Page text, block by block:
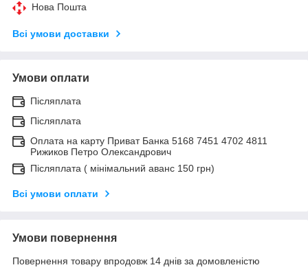
Нова Пошта
Всі умови доставки
Умови оплати
Післяплата
Післяплата
Оплата на карту Приват Банка 5168 7451 4702 4811
Рижиков Петро Олександрович
Післяплата ( мінімальний аванс 150 грн)
Всі умови оплати
Умови повернення
Повернення товару впродовж 14 днів за домовленістю